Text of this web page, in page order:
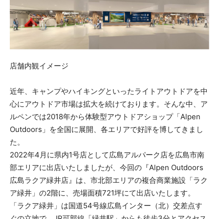
店舗内観イメージ
近年、キャンプやハイキングといったライトアウトドアを中
心にアウトドア市場は拡大を続けております。そんな中、ア
ルペンでは2018年から体験型アウトドアショップ「Alpen
Outdoors」を全国に展開、各エリアで好評を博してきまし
た。
2022年4月に県内1号店として広島アルパーク店を広島市南
部エリアに出店いたしましたが、今回の『Alpen Outdoors
広島ラクア緑井店』は、市北部エリアの複合商業施設「ラク
ア緑井」の2階に、売場面積721坪にて出店いたします。
「ラクア緑井」は国道54号線広島インター（北）交差点す